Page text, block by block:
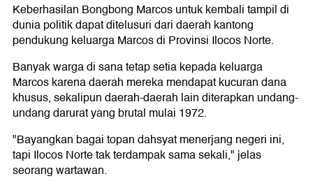
Keberhasilan Bongbong Marcos untuk kembali tampil di
dunia politik dapat ditelusuri dari daerah kantong
pendukung keluarga Marcos di Provinsi Ilocos Norte.
Banyak warga di sana tetap setia kepada keluarga
Marcos karena daerah mereka mendapat kucuran dana
khusus, sekalipun daerah-daerah lain diterapkan undang-
undang darurat yang brutal mulai 1972.
"Bayangkan bagai topan dahsyat menerjang negeri ini,
tapi Ilocos Norte tak terdampak sama sekali," jelas
seorang wartawan.